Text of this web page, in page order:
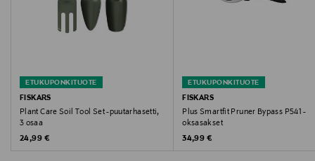
Puhdista terät jokaisen käyttökerran jälkeen. Säilytä
suojuksessa. Tarkista terien terävyys säännöllisesti.
BLACK/ORANGE
Koko
One size
ETUKUPONKITUOTE
FISKARS
Plant Care Soil Tool Set -puutarhasetti,
3 osaa
Original Price
24,99 €
ETUKUPONKITUOTE
FISKARS
Plus Smartfit Pruner Bypass P541 -
oksasakset
Original Price
34,99 €